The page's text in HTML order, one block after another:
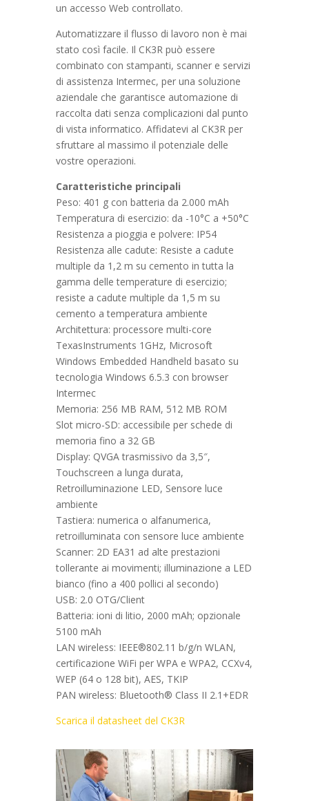
un accesso Web controllato.
Automatizzare il flusso di lavoro non è mai
stato così facile. Il CK3R può essere
combinato con stampanti, scanner e servizi
di assistenza Intermec, per una soluzione
aziendale che garantisce automazione di
raccolta dati senza complicazioni dal punto
di vista informatico. Affidatevi al CK3R per
sfruttare al massimo il potenziale delle
vostre operazioni.
Caratteristiche principali
Peso: 401 g con batteria da 2.000 mAh
Temperatura di esercizio: da -10°C a +50°C
Resistenza a pioggia e polvere: IP54
Resistenza alle cadute: Resiste a cadute
multiple da 1,2 m su cemento in tutta la
gamma delle temperature di esercizio;
resiste a cadute multiple da 1,5 m su
cemento a temperatura ambiente
Architettura: processore multi-core
TexasInstruments 1GHz, Microsoft
Windows Embedded Handheld basato su
tecnologia Windows 6.5.3 con browser
Intermec
Memoria: 256 MB RAM, 512 MB ROM
Slot micro-SD: accessibile per schede di
memoria fino a 32 GB
Display: QVGA trasmissivo da 3,5″,
Touchscreen a lunga durata,
Retroilluminazione LED, Sensore luce
ambiente
Tastiera: numerica o alfanumerica,
retroilluminata con sensore luce ambiente
Scanner: 2D EA31 ad alte prestazioni
tollerante ai movimenti; illuminazione a LED
bianco (fino a 400 pollici al secondo)
USB: 2.0 OTG/Client
Batteria: ioni di litio, 2000 mAh; opzionale
5100 mAh
LAN wireless: IEEE®802.11 b/g/n WLAN,
certificazione WiFi per WPA e WPA2, CCXv4,
WEP (64 o 128 bit), AES, TKIP
PAN wireless: Bluetooth® Class II 2.1+EDR
Scarica il datasheet del CK3R